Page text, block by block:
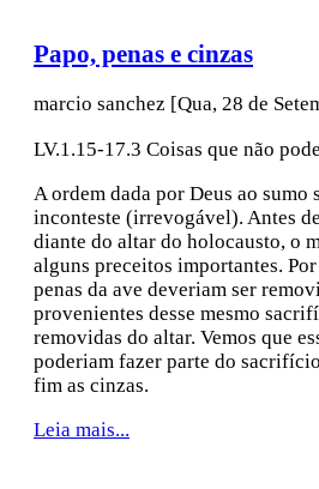
Papo, penas e cinzas
marcio sanchez [Qua, 28 de
LV.1.15-17.3 Coisas que não
A ordem dada por Deus ao sumo
inconteste (irrevogável). Antes
diante do altar do holocausto, o
alguns preceitos importantes.
penas da ave deveriam ser
provenientes desse mesmo
removidas do altar. Vemos que
poderiam fazer parte do
fim as cinzas.
Leia mais...